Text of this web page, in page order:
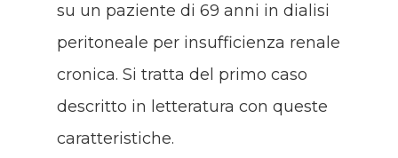
su un paziente di 69 anni in dialisi
peritoneale per insufficienza renale
cronica. Si tratta del primo caso
descritto in letteratura con queste
caratteristiche.